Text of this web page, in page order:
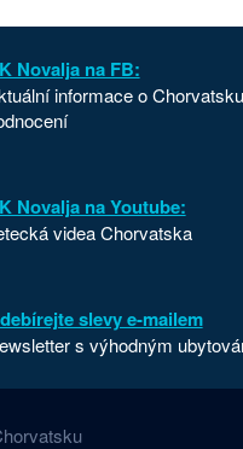
Novalja na FB:
informace o
Novalja na Youtube:
videa Chorvatska
slevy e-mailem
s výhodným